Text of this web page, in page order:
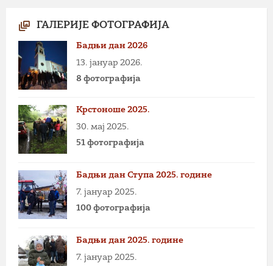
ГАЛЕРИЈЕ ФОТОГРАФИЈА
Бадњи дан 2026
13. јануар 2026.
8 фотографија
Крстоноше 2025.
30. мај 2025.
51 фотографија
Бадњи дан Ступа 2025. године
7. јануар 2025.
100 фотографија
Бадњи дан 2025. године
7. јануар 2025.